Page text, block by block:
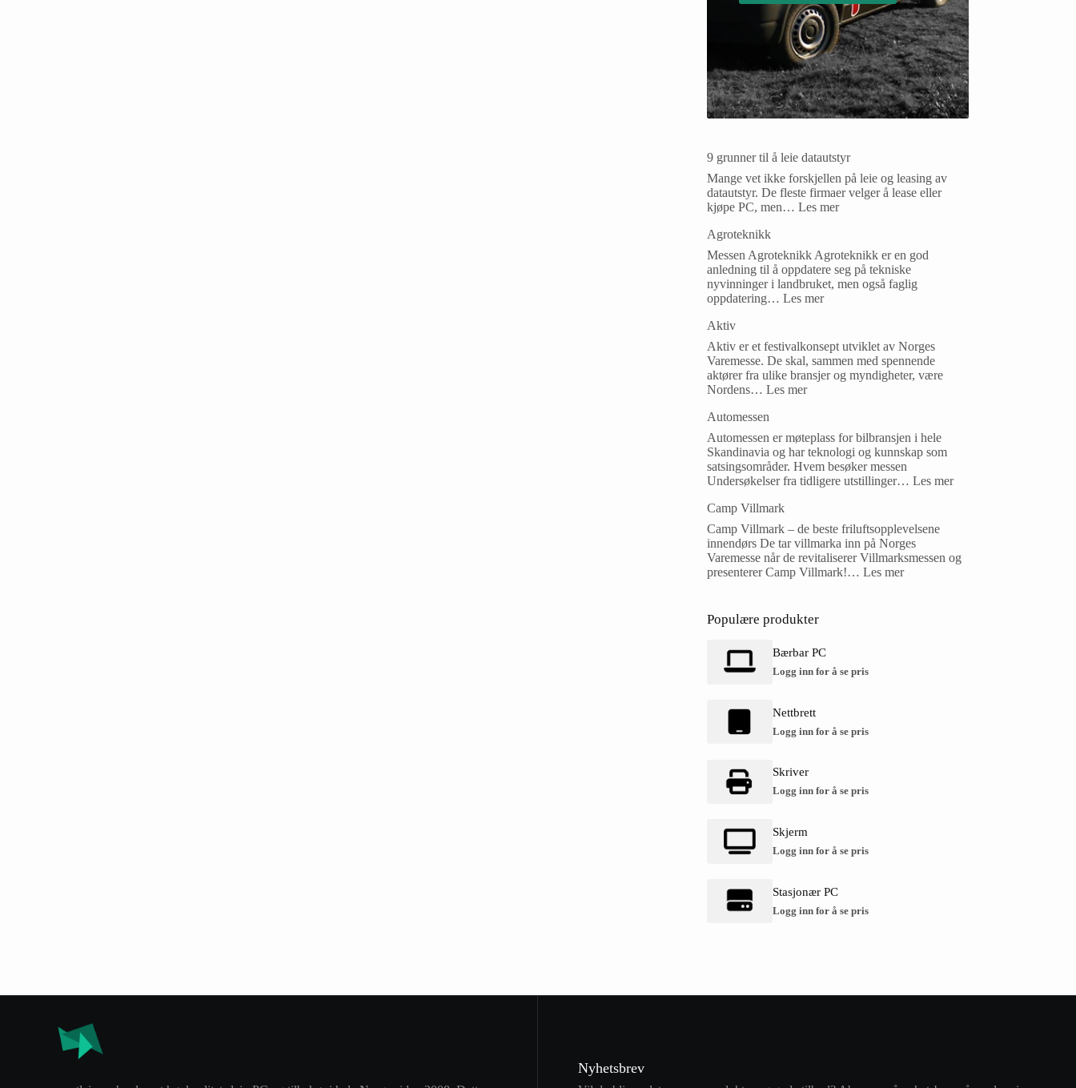
9 grunner til å leie datautstyr
Mange vet ikke forskjellen på leie og leasing av
datautstyr. De fleste firmaer velger å lease eller
kjøpe PC, men…Les mer
Agroteknikk
Messen Agroteknikk Agroteknikk er en god
anledning til å oppdatere seg på tekniske
nyvinninger i landbruket, men også faglig
oppdatering…Les mer
Aktiv
Aktiv er et festivalkonsept utviklet av Norges
Varemesse. De skal, sammen med spennende
aktører fra ulike bransjer og myndigheter, være
Nordens…Les mer
Automessen
Automessen er møteplass for bilbransjen i hele
Skandinavia og har teknologi og kunnskap som
satsingsområder. Hvem besøker messen
Undersøkelser fra tidligere utstillinger…Les mer
Camp Villmark
Camp Villmark – de beste friluftsopplevelsene
innendørs De tar villmarka inn på Norges
Varemesse når de revitaliserer Villmarksmessen og
presenterer Camp Villmark!…Les mer
Populære produkter
Bærbar PC
Logg inn for å se pris
Nettbrett
Logg inn for å se pris
Skriver
Logg inn for å se pris
Skjerm
Logg inn for å se pris
Stasjonær PC
Logg inn for å se pris
Nyhetsbrev